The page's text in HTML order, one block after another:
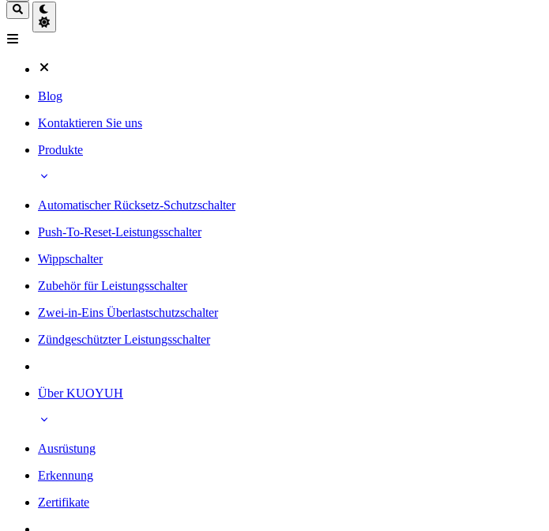
Blog
Kontaktieren Sie uns
Produkte
Automatischer Rücksetz-Schutzschalter
Push-To-Reset-Leistungsschalter
Wippschalter
Zubehör für Leistungsschalter
Zwei-in-Eins Überlastschutzschalter
Zündgeschützter Leistungsschalter
Über KUOYUH
Ausrüstung
Erkennung
Zertifikate